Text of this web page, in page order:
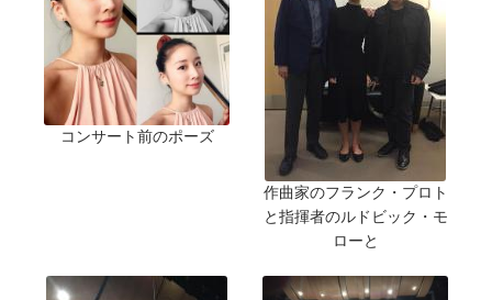
コンサート前のポーズ
作曲家のフランク・プロト
と指揮者のルドビック・モ
ローと